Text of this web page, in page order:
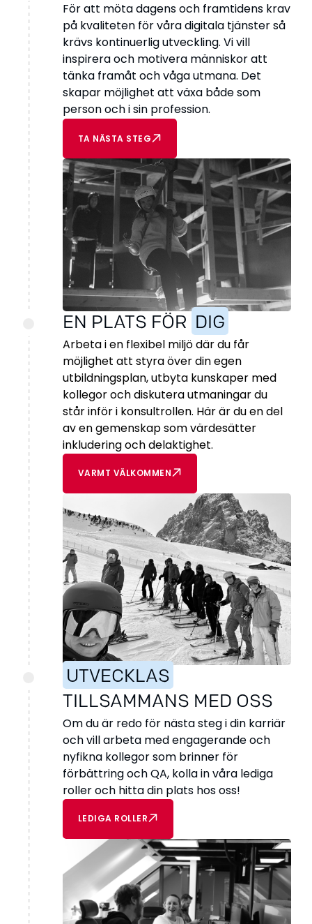
För att möta dagens och framtidens krav
på kvaliteten för våra digitala tjänster så
krävs kontinuerlig utveckling. Vi vill
inspirera och motivera människor att
tänka framåt och våga utmana. Det
skapar möjlighet att växa både som
person och i sin profession.
TA NÄSTA STEG
EN PLATS FÖR DIG
Arbeta i en flexibel miljö där du får
möjlighet att styra över din egen
utbildningsplan, utbyta kunskaper med
kollegor och diskutera utmaningar du
står inför i konsultrollen. Här är du en del
av en gemenskap som värdesätter
inkludering och delaktighet.
VARMT VÄLKOMMEN
UTVECKLAS
TILLSAMMANS MED OSS
Om du är redo för nästa steg i din karriär
och vill arbeta med engagerande och
nyfikna kollegor som brinner för
förbättring och QA, kolla in våra lediga
roller och hitta din plats hos oss!
LEDIGA ROLLER